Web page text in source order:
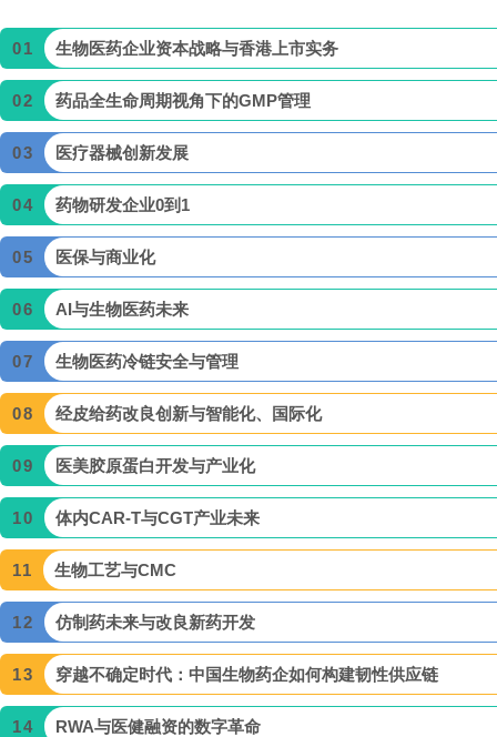
01 生物医药企业资本战略与香港上市实务
02 药品全生命周期视角下的GMP管理
03 医疗器械创新发展
04 药物研发企业0到1
05 医保与商业化
06 AI与生物医药未来
07 生物医药冷链安全与管理
08 经皮给药改良创新与智能化、国际化
09 医美胶原蛋白开发与产业化
10 体内CAR-T与CGT产业未来
11 生物工艺与CMC
12 仿制药未来与改良新药开发
13 穿越不确定时代：中国生物药企如何构建韧性供应链
14 RWA与医健融资的数字革命